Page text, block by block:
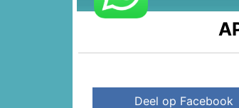
Deel op Facebook